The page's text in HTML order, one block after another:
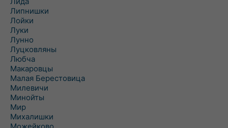
Липнишки
Лойки
Луки
Лунно
Луцковляны
Любча
Макаровцы
Малая Берестовица
Милевичи
Минойты
Мир
Михалишки